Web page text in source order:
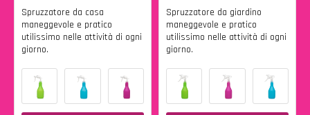
Spruzzatore da casa
maneggevole e pratico
utilissimo nelle attività di ogni
giorno.
Spruzzatore da giardino
maneggevole e pratico
utilissimo nelle attività di ogni
giorno.